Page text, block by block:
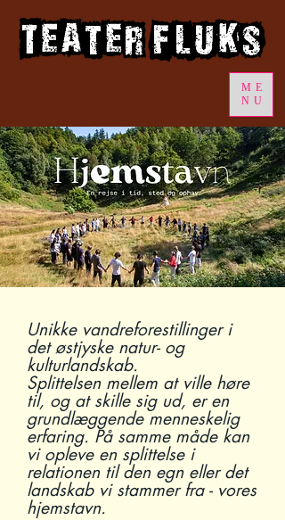
ME
NU
Unikke vandreforestillinger i
det østjyske natur- og
kulturlandskab.
Splittelsen mellem at ville høre
til, og at skille sig ud, er en
grundlæggende menneskelig
erfaring. På samme måde kan
vi opleve en splittelse i
relationen til den egn eller det
landskab vi stammer fra - vores
hjemstavn.